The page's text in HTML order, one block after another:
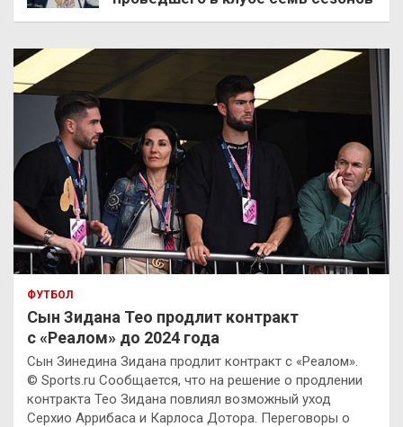
ФУТБОЛ
Сын Зидана Тео продлит контракт
с «Реалом» до 2024 года
Сын Зинедина Зидана продлит контракт с «Реалом».
© Sports.ru Сообщается, что на решение о продлении
контракта Тео Зидана повлиял возможный уход
Серхио Аррибаса и Карлоса Дотора. Переговоры о